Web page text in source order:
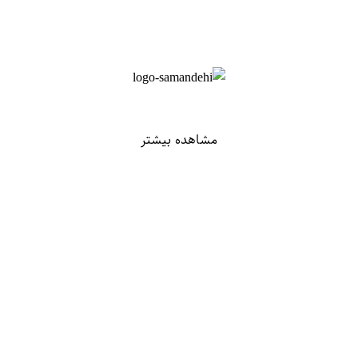
مشاهده بیشتر